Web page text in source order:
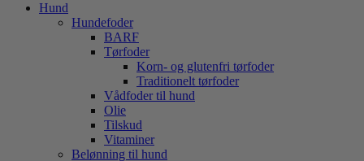
Hund
Hundefoder
BARF
Tørfoder
Korn- og glutenfri tørfoder
Traditionelt tørfoder
Vådfoder til hund
Olie
Tilskud
Vitaminer
Belønning til hund